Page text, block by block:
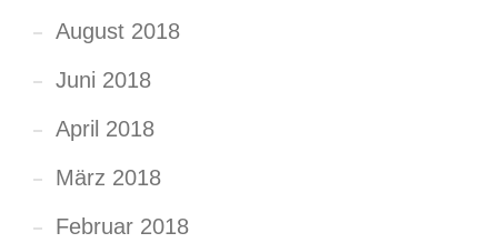
August 2018
Juni 2018
April 2018
März 2018
Februar 2018